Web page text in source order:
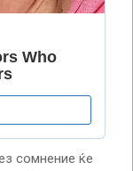
сомнение ќе